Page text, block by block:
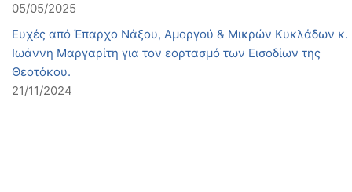
05/05/2025
Ευχές από Έπαρχο Νάξου, Αμοργού & Μικρών Κυκλάδων κ.
Ιωάννη Μαργαρίτη για τον εορτασμό των Εισοδίων της
Θεοτόκου.
21/11/2024